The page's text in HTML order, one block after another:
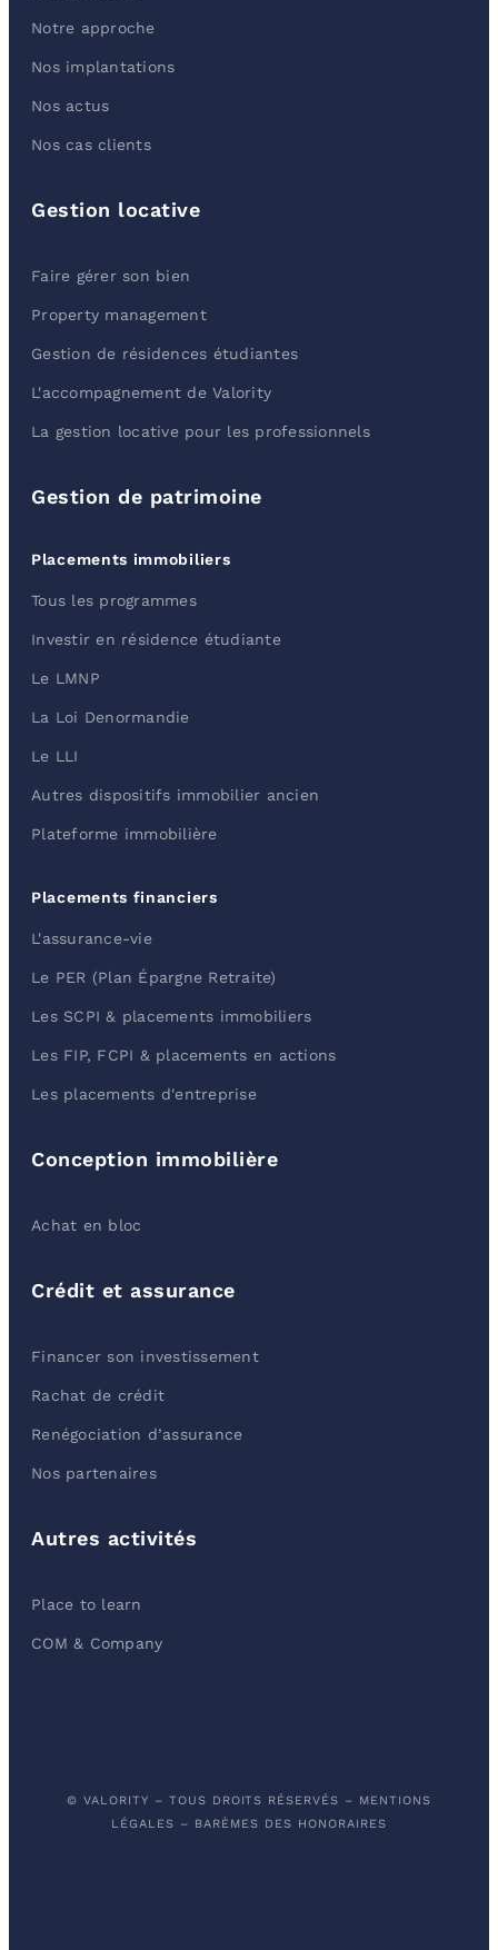
Notre approche
Nos implantations
Nos actus
Nos cas clients
Gestion locative
Faire gérer son bien
Property management
Gestion de résidences étudiantes
L'accompagnement de Valority
La gestion locative pour les professionnels
Gestion de patrimoine
Placements immobiliers
Tous les programmes
Investir en résidence étudiante
Le LMNP
La Loi Denormandie
Le LLI
Autres dispositifs immobilier ancien
Plateforme immobilière
Placements financiers
L'assurance-vie
Le PER (Plan Épargne Retraite)
Les SCPI & placements immobiliers
Les FIP, FCPI & placements en actions
Les placements d'entreprise
Conception immobilière
Achat en bloc
Crédit et assurance
Financer son investissement
Rachat de crédit
Renégociation d’assurance
Nos partenaires
Autres activités
Place to learn
COM & Company
© VALORITY – TOUS DROITS RÉSERVÉS – MENTIONS
LÉGALES – BARÈMES DES HONORAIRES